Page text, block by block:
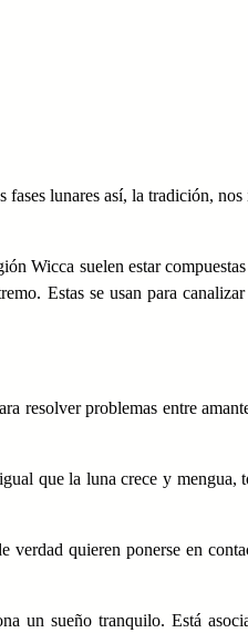
fases lunares así, la tradición,
Wicca suelen estar
Estas se usan para canalizar
resolver problemas entre
que la luna crece y mengua,
verdad quieren ponerse en
un sueño tranquilo. Está